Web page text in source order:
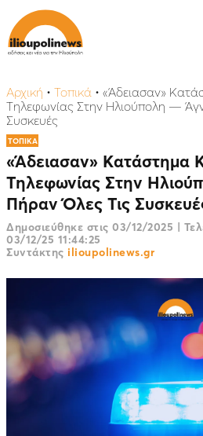
Αρχική • Τοπικά • «Άδειασαν»
Τηλεφωνίας Στην Ηλιούπολη —
Συσκευές
ΤΟΠΙΚΑ
«Άδειασαν» Kατάστημα
Τηλεφωνίας Στην
Πήραν Όλες Τις
Δημοσιεύθηκε στις 03/12/2025 |
03/12/25 11:44:25
Συντάκτης ilioupolinews.gr